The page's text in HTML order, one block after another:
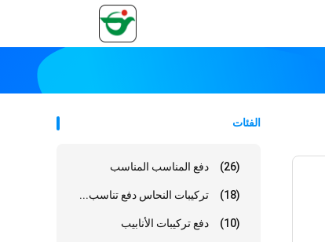
الفئات
دفع المناسب المناسب (26)
تركيبات النحاس دفع تناسب... (18)
دفع تركيبات الأنابيب (10)